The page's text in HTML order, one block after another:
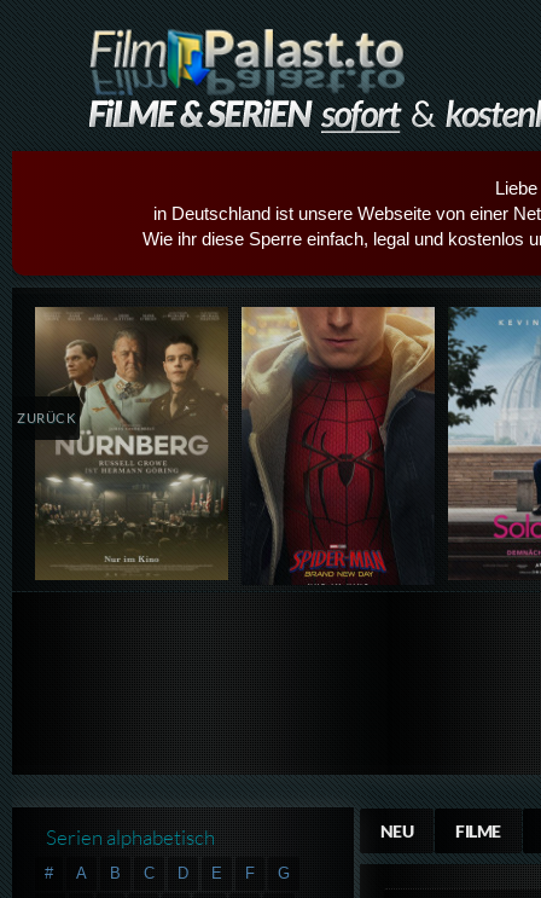
in Deutschland ist unsere Webseite von einer
Wie ihr diese Sperre einfach, legal und kostenlos
Details,Play Details,Play
ZURÜCK
NEU FILME
Serien alphabetisch
# A B C D E F
G